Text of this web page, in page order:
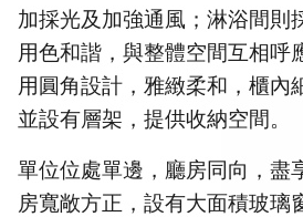
加採光及加強通風；淋浴間則
用色和諧，與整體空間互相呼
用圓角設計，雅緻柔和，櫃內
並設有層架，提供收納空間。
單位位處單邊，廳房同向，盡
房寬敞方正，設有大面積玻璃